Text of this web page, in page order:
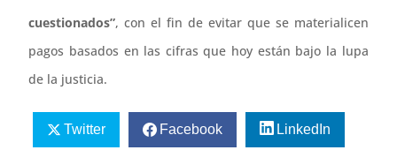
cuestionados”, con el fin de evitar que se materialicen
pagos basados en las cifras que hoy están bajo la lupa
de la justicia.
Twitter Facebook LinkedIn